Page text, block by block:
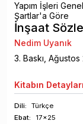
Yapım İşleri
Şartlar'a Göre
İnşaat
Nedim Uyanık
3. Baskı, Ağustos
Kitabın Detayları
Dili:
Türkçe
Ebat:
17x25